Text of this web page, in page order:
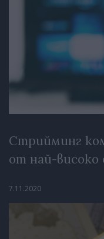
Стрийминг
от най-високо
7.11.2020